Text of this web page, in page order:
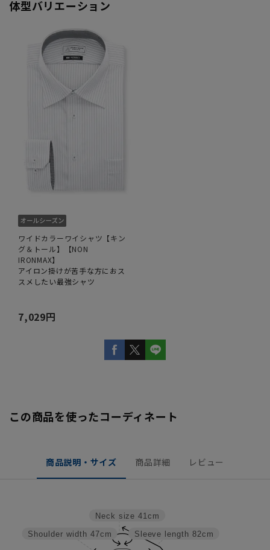
体型バリエーション
ワイドカラーワイシャツ【キン
グ＆トール】【NON
IRONMAX】
アイロン掛けが苦手な方におス
スメしたい最強シャツ
7,029円
この商品を使ったコーディネート
商品説明・サイズ 商品詳細 レビュー
Sleeve length 82cm
Neck size 41cm
Shoulder width 47cm